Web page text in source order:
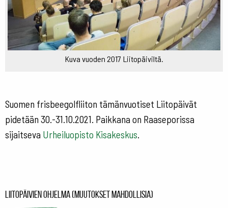
Kuva vuoden 2017 Liitopäiviltä.
Suomen frisbeegolfliiton tämänvuotiset Liitopäivät
pidetään 30.-31.10.2021. Paikkana on Raaseporissa
sijaitseva Urheiluopisto Kisakeskus.
Liitopäivien ohjelma (muutokset mahdollisia)